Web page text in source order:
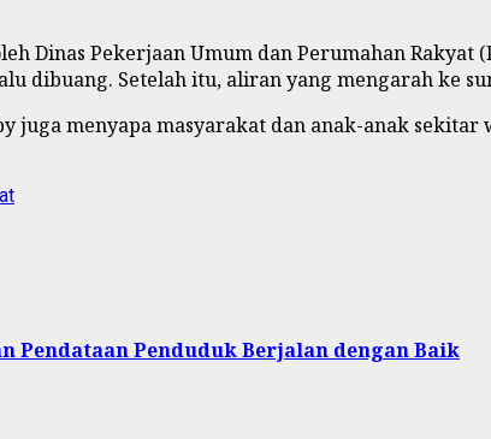
Dinas Pekerjaan Umum dan Perumahan Rakyat
dibuang. Setelah itu, aliran yang mengarah ke
juga menyapa masyarakat dan anak-anak
Pendataan Penduduk Berjalan dengan Baik